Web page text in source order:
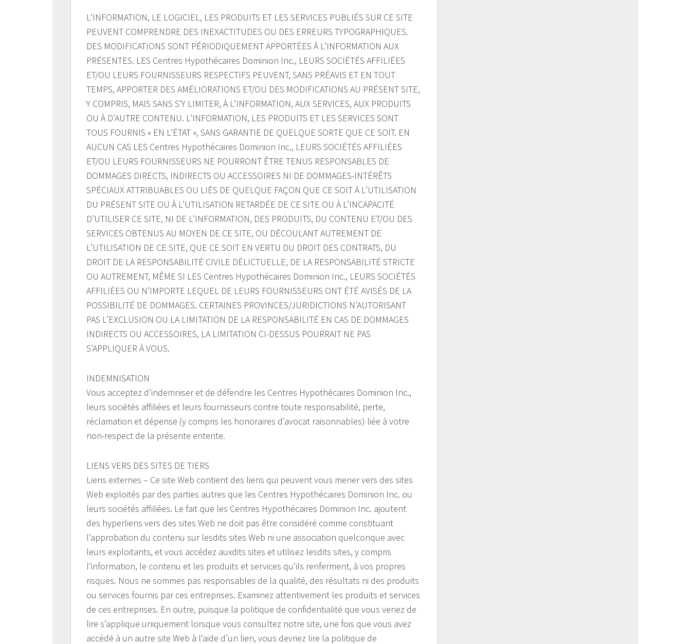
L’INFORMATION, LE LOGICIEL, LES PRODUITS ET LES SERVICES PUBLIÉS SUR CE SITE
PEUVENT COMPRENDRE DES INEXACTITUDES OU DES ERREURS TYPOGRAPHIQUES.
DES MODIFICATIONS SONT PÉRIODIQUEMENT APPORTÉES À L’INFORMATION AUX
PRÉSENTES. LES Centres Hypothécaires Dominion Inc., LEURS SOCIÉTÉS AFFILIÉES
ET/OU LEURS FOURNISSEURS RESPECTIFS PEUVENT, SANS PRÉAVIS ET EN TOUT
TEMPS, APPORTER DES AMÉLIORATIONS ET/OU DES MODIFICATIONS AU PRÉSENT SITE,
Y COMPRIS, MAIS SANS S’Y LIMITER, À L’INFORMATION, AUX SERVICES, AUX PRODUITS
OU À D’AUTRE CONTENU. L’INFORMATION, LES PRODUITS ET LES SERVICES SONT
TOUS FOURNIS « EN L’ÉTAT », SANS GARANTIE DE QUELQUE SORTE QUE CE SOIT. EN
AUCUN CAS LES Centres Hypothécaires Dominion Inc., LEURS SOCIÉTÉS AFFILIÉES
ET/OU LEURS FOURNISSEURS NE POURRONT ÊTRE TENUS RESPONSABLES DE
DOMMAGES DIRECTS, INDIRECTS OU ACCESSOIRES NI DE DOMMAGES-INTÉRÊTS
SPÉCIAUX ATTRIBUABLES OU LIÉS DE QUELQUE FAÇON QUE CE SOIT À L’UTILISATION
DU PRÉSENT SITE OU À L’UTILISATION RETARDÉE DE CE SITE OU À L’INCAPACITÉ
D’UTILISER CE SITE, NI DE L’INFORMATION, DES PRODUITS, DU CONTENU ET/OU DES
SERVICES OBTENUS AU MOYEN DE CE SITE, OU DÉCOULANT AUTREMENT DE
L’UTILISATION DE CE SITE, QUE CE SOIT EN VERTU DU DROIT DES CONTRATS, DU
DROIT DE LA RESPONSABILITÉ CIVILE DÉLICTUELLE, DE LA RESPONSABILITÉ STRICTE
OU AUTREMENT, MÊME SI LES Centres Hypothécaires Dominion Inc., LEURS SOCIÉTÉS
AFFILIÉES OU N’IMPORTE LEQUEL DE LEURS FOURNISSEURS ONT ÉTÉ AVISÉS DE LA
POSSIBILITÉ DE DOMMAGES. CERTAINES PROVINCES/JURIDICTIONS N’AUTORISANT
PAS L’EXCLUSION OU LA LIMITATION DE LA RESPONSABILITÉ EN CAS DE DOMMAGES
INDIRECTS OU ACCESSOIRES, LA LIMITATION CI-DESSUS POURRAIT NE PAS
S’APPLIQUER À VOUS.
INDEMNISATION
Vous acceptez d’indemniser et de défendre les Centres Hypothécaires Dominion Inc.,
leurs sociétés affiliées et leurs fournisseurs contre toute responsabilité, perte,
réclamation et dépense (y compris les honoraires d’avocat raisonnables) liée à votre
non-respect de la présente entente.
LIENS VERS DES SITES DE TIERS
Liens externes – Ce site Web contient des liens qui peuvent vous mener vers des sites
Web exploités par des parties autres que les Centres Hypothécaires Dominion Inc. ou
leurs sociétés affiliées. Le fait que les Centres Hypothécaires Dominion Inc. ajoutent
des hyperliens vers des sites Web ne doit pas être considéré comme constituant
l’approbation du contenu sur lesdits sites Web ni une association quelconque avec
leurs exploitants, et vous accédez auxdits sites et utilisez lesdits sites, y compris
l’information, le contenu et les produits et services qu’ils renferment, à vos propres
risques. Nous ne sommes pas responsables de la qualité, des résultats ni des produits
ou services fournis par ces entreprises. Examinez attentivement les produits et services
de ces entreprises. En outre, puisque la politique de confidentialité que vous venez de
lire s’applique uniquement lorsque vous consultez notre site, une fois que vous avez
accédé à un autre site Web à l’aide d’un lien, vous devriez lire la politique de